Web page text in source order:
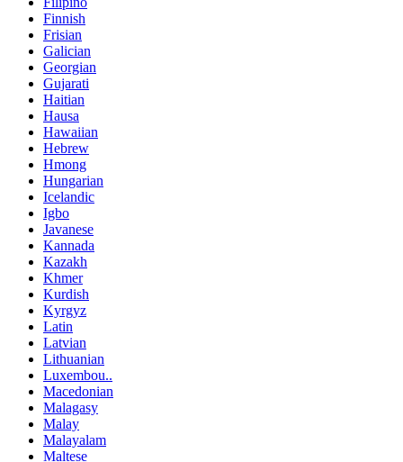
Finnish
Frisian
Galician
Georgian
Gujarati
Haitian
Hausa
Hawaiian
Hebrew
Hmong
Hungarian
Icelandic
Igbo
Javanese
Kannada
Kazakh
Khmer
Kurdish
Kyrgyz
Latin
Latvian
Lithuanian
Luxembou..
Macedonian
Malagasy
Malay
Malayalam
Maltese